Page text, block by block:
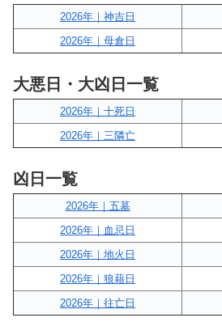
2026年｜神吉日
2026年｜母倉日
大悪日・大凶日一覧
2026年｜十死日
2026年｜三隣亡
凶日一覧
2026年｜五墓
2026年｜血忌日
2026年｜地火日
2026年｜狼藉日
2026年｜往亡日